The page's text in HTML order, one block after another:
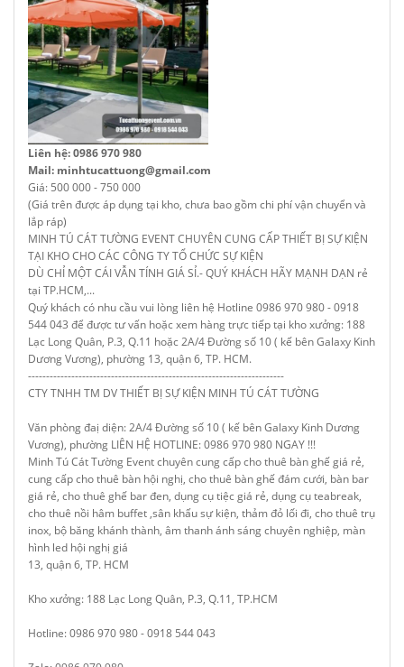
Liên hệ: 0986 970 980
Mail: minhtucattuong@gmail.com
Giá: 500 000 - 750 000
(Giá trên được áp dụng tại kho, chưa bao gồm chi phí vận chuyển và
lắp ráp)
MINH TÚ CÁT TƯỜNG EVENT CHUYÊN CUNG CẤP THIẾT BỊ SỰ KIỆN
TẠI KHO CHO CÁC CÔNG TY TỔ CHỨC SỰ KIỆN
DÙ CHỈ MỘT CÁI VẪN TÍNH GIÁ SỈ.- QUÝ KHÁCH HÃY MẠNH DẠN rẻ
tại TP.HCM,...
Quý khách có nhu cầu vui lòng liên hệ Hotline 0986 970 980 - 0918
544 043 để được tư vấn hoặc xem hàng trực tiếp tại kho xưởng: 188
Lạc Long Quân, P.3, Q.11 hoặc 2A/4 Đường số 10 ( kế bên Galaxy Kinh
Dương Vương), phường 13, quận 6, TP. HCM.
-----------------------------------------------------------------------
CTY TNHH TM DV THIẾT BỊ SỰ KIỆN MINH TÚ CÁT TƯỜNG
Văn phòng đaị diện: 2A/4 Đường số 10 ( kế bên Galaxy Kinh Dương
Vương), phường LIÊN HỆ HOTLINE: 0986 970 980 NGAY !!!
Minh Tú Cát Tường Event chuyên cung cấp cho thuê bàn ghế giá rẻ,
cung cấp cho thuê bàn hội nghị, cho thuê bàn ghế đám cưới, bàn bar
giá rẻ, cho thuê ghế bar đen, dụng cụ tiệc giá rẻ, dụng cụ teabreak,
cho thuê nồi hâm buffet ,sân khấu sự kiện, thảm đỏ lối đi, cho thuê trụ
inox, bộ băng khánh thành, âm thanh ánh sáng chuyên nghiệp, màn
hình led hội nghị giá
13, quận 6, TP. HCM
Kho xưởng: 188 Lạc Long Quân, P.3, Q.11, TP.HCM
Hotline: 0986 970 980 - 0918 544 043